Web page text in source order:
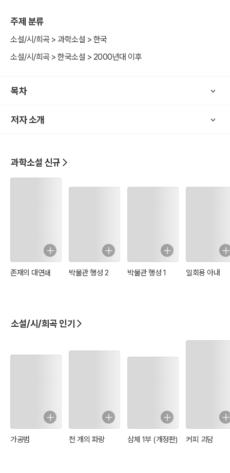
주제 분류
소설/시/희곡 > 과학소설 > 한국
소설/시/희곡 > 한국소설 > 2000년대 이후
목차
저자 소개
과학소설 신규
존재의 대연쇄 박물관 행성 2 박물관 행성 1 일회용 아내
소설/시/희곡 인기
가공범 천 개의 파랑 삼체 1부 (개정판) 커피 괴담